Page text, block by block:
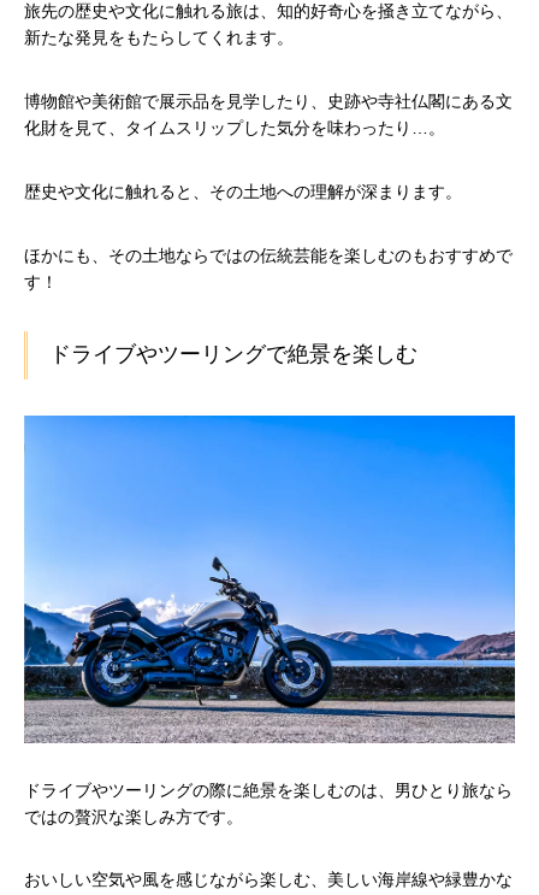
旅先の歴史や文化に触れる旅は、知的好奇心を掻き立てながら、
新たな発見をもたらしてくれます。
博物館や美術館で展示品を見学したり、史跡や寺社仏閣にある文
化財を見て、タイムスリップした気分を味わったり…。
歴史や文化に触れると、その土地への理解が深まります。
ほかにも、その土地ならではの伝統芸能を楽しむのもおすすめで
す！
ドライブやツーリングで絶景を楽しむ
ドライブやツーリングの際に絶景を楽しむのは、男ひとり旅なら
ではの贅沢な楽しみ方です。
おいしい空気や風を感じながら楽しむ、美しい海岸線や緑豊かな